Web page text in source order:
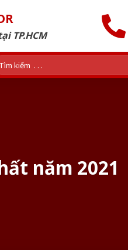
TP.HCM
năm 2021